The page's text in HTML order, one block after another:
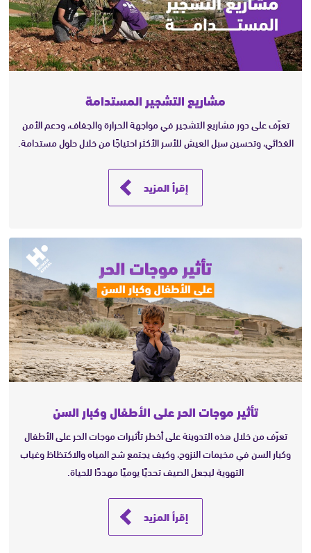
مشاريع التشجير المستدامة
تعرّف على دور مشاريع التشجير في مواجهة الحرارة والجفاف، ودعم الأمن
الغذائي، وتحسين سبل العيش للأسر الأكثر احتياجًا من خلال حلول مستدامة.
إقرأ المزيد
تأثير موجات الحر على الأطفال وكبار السن
تعرّف من خلال هذه التدوينة على أخطر تأثيرات موجات الحر على الأطفال
وكبار السن في مخيمات النزوح، وكيف يجتمع شح المياه والاكتظاظ وغياب
التهوية ليجعل الصيف تحديًا يوميًا مهددًا للحياة.
إقرأ المزيد